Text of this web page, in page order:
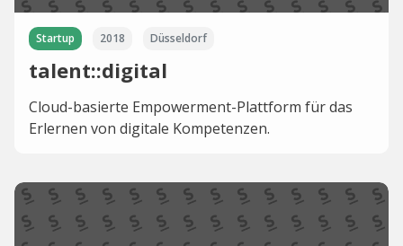
Startup 2018 Düsseldorf
talent::digital
Cloud-basierte Empowerment-Plattform für das
Erlernen von digitale Kompetenzen.